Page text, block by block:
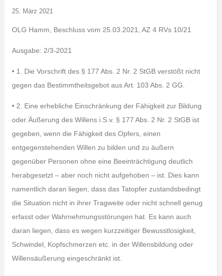
25. März 2021
OLG Hamm, Beschluss vom 25.03.2021, AZ 4 RVs 10/21
Ausgabe: 2/3-2021
• 1. Die Vorschrift des § 177 Abs. 2 Nr. 2 StGB verstößt nicht
gegen das Bestimmtheitsgebot aus Art. 103 Abs. 2 GG.
• 2. Eine erhebliche Einschränkung der Fähigkeit zur Bildung
oder Äußerung des Willens i.S.v. § 177 Abs. 2 Nr. 2 StGB ist
gegeben, wenn die Fähigkeit des Opfers, einen
entgegenstehenden Willen zu bilden und zu äußern
gegenüber Personen ohne eine Beeinträchtigung deutlich
herabgesetzt – aber noch nicht aufgehoben – ist. Dies kann
namentlich daran liegen, dass das Tatopfer zustandsbedingt
die Situation nicht in ihrer Tragweite oder nicht schnell genug
erfasst oder Wahrnehmungsstörungen hat. Es kann auch
daran liegen, dass es wegen kurzzeitiger Bewusstlosigkeit,
Schwindel, Kopfschmerzen etc. in der Willensbildung oder
Willensäußerung eingeschränkt ist.